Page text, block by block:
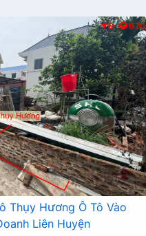
Đ 670
Thụy Hương Ô Tô Vào
Liên Huyện